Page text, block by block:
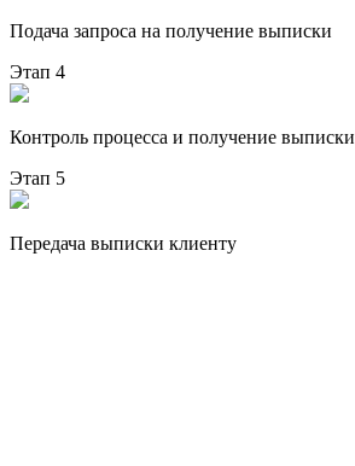
Подача запроса на получение выписки
Этап 4
Контроль процесса и получение выписки
Этап 5
Передача выписки клиенту